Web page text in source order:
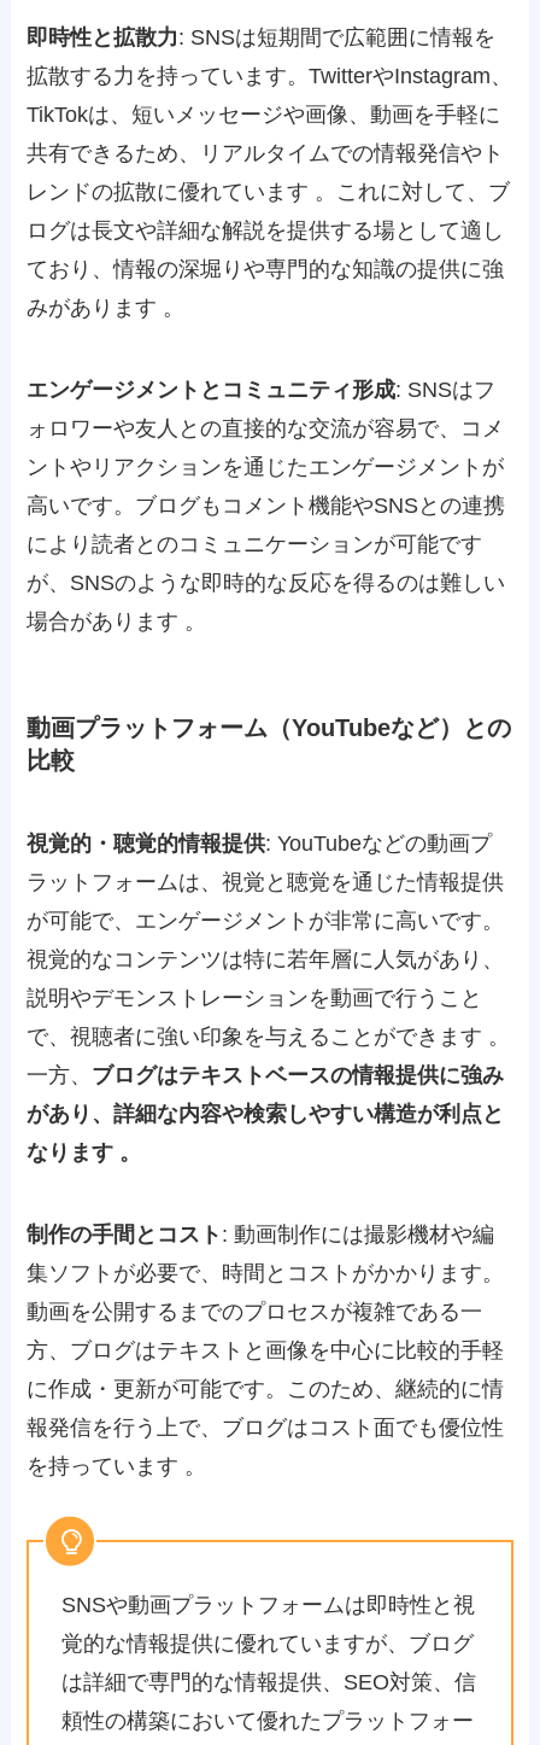
即時性と拡散力: SNSは短期間で広範囲に情報を
拡散する力を持っています。TwitterやInstagram、
TikTokは、短いメッセージや画像、動画を手軽に
共有できるため、リアルタイムでの情報発信やト
レンドの拡散に優れています 。これに対して、ブ
ログは長文や詳細な解説を提供する場として適し
ており、情報の深堀りや専門的な知識の提供に強
みがあります 。
エンゲージメントとコミュニティ形成: SNSはフ
ォロワーや友人との直接的な交流が容易で、コメ
ントやリアクションを通じたエンゲージメントが
高いです。ブログもコメント機能やSNSとの連携
により読者とのコミュニケーションが可能です
が、SNSのような即時的な反応を得るのは難しい
場合があります 。
動画プラットフォーム（YouTubeなど）との
比較
視覚的・聴覚的情報提供: YouTubeなどの動画プ
ラットフォームは、視覚と聴覚を通じた情報提供
が可能で、エンゲージメントが非常に高いです。
視覚的なコンテンツは特に若年層に人気があり、
説明やデモンストレーションを動画で行うこと
で、視聴者に強い印象を与えることができます 。
一方、 ブログはテキストベースの情報提供に強み
があり、詳細な内容や検索しやすい構造が利点と
なります 。
制作の手間とコスト : 動画制作には撮影機材や編
集ソフトが必要で、時間とコストがかかります。
動画を公開するまでのプロセスが複雑である一
方、ブログはテキストと画像を中心に比較的手軽
に作成・更新が可能です。このため、継続的に情
報発信を行う上で、ブログはコスト面でも優位性
を持っています​ ​。
SNSや動画プラットフォームは即時性と視
覚的な情報提供に優れていますが、ブログ
は詳細で専門的な情報提供、SEO対策、信
頼性の構築において優れたプラットフォー